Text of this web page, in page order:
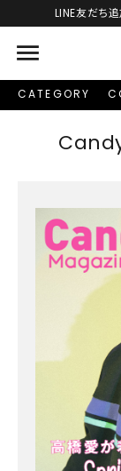
LINE友だち
menu
CATEGORY